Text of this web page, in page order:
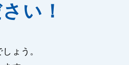
い！
ょう。